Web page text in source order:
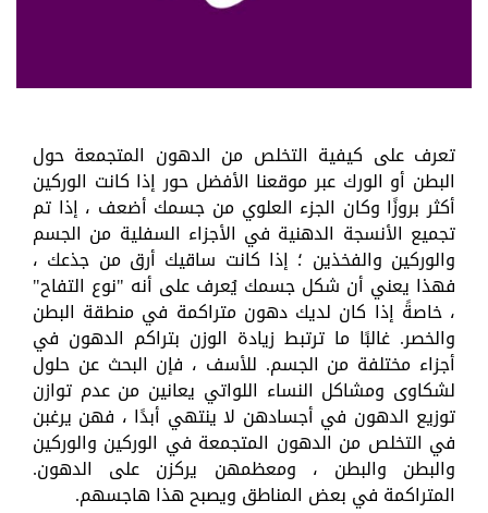
تعرف على كيفية التخلص من الدهون المتجمعة حول
البطن أو الورك عبر موقعنا الأفضل حور إذا كانت الوركين
أكثر بروزًا وكان الجزء العلوي من جسمك أضعف ، إذا تم
تجميع الأنسجة الدهنية في الأجزاء السفلية من الجسم
والوركين والفخذين ؛ إذا كانت ساقيك أرق من جذعك ،
فهذا يعني أن شكل جسمك يُعرف على أنه "نوع التفاح"
، خاصةً إذا كان لديك دهون متراكمة في منطقة البطن
والخصر. غالبًا ما ترتبط زيادة الوزن بتراكم الدهون في
أجزاء مختلفة من الجسم. للأسف ، فإن البحث عن حلول
لشكاوى ومشاكل النساء اللواتي يعانين من عدم توازن
توزيع الدهون في أجسادهن لا ينتهي أبدًا ، فهن يرغبن
في التخلص من الدهون المتجمعة في الوركين والوركين
والبطن والبطن ، ومعظمهن يركزن على الدهون.
المتراكمة في بعض المناطق ويصبح هذا هاجسهم.